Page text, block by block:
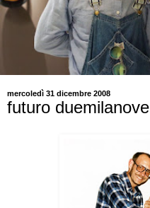
mercoledì 31 dicembre 2008
futuro duemilanove